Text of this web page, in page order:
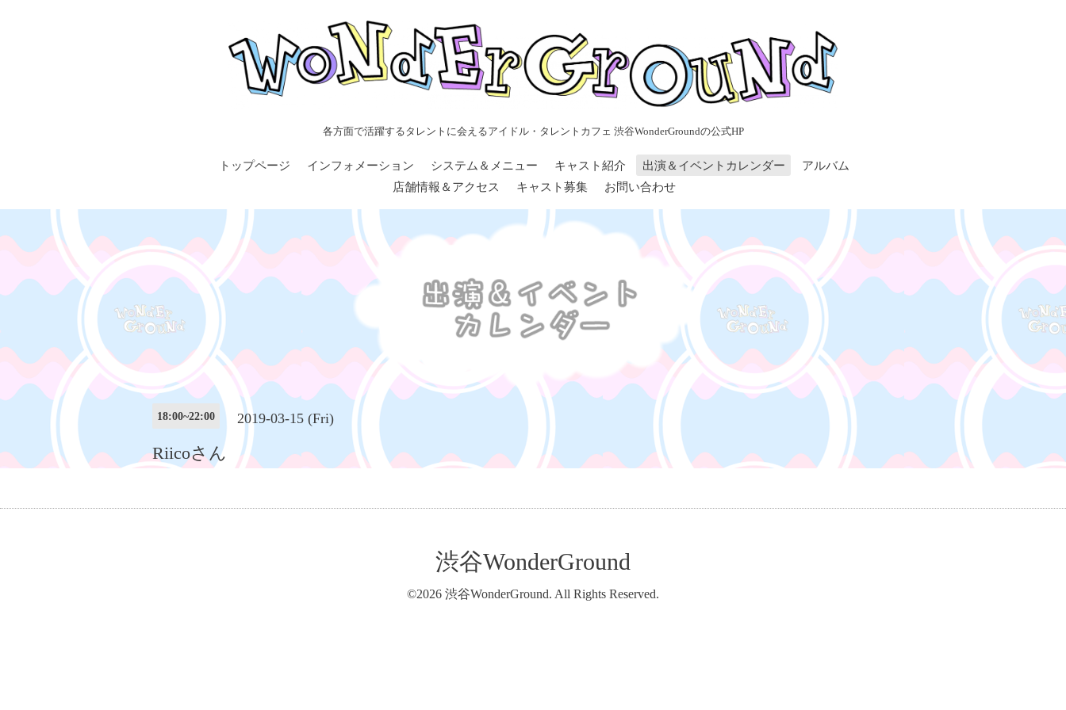
各方面で活躍するタレントに会えるアイドル・タレントカフェ 渋谷WonderGroundの公式HP
トップページ インフォメーション システム＆メニュー キャスト紹介 出演＆イベントカレンダー
アルバム
店舗情報＆アクセス
キャスト募集 お問い合わせ
18:00~22:00 2019-03-15 (Fri)
Riicoさん
渋谷WonderGround
©2026 渋谷WonderGround. All Rights Reserved.